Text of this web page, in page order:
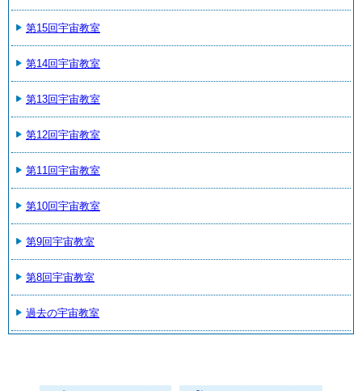
第15回宇宙教室
第14回宇宙教室
第13回宇宙教室
第12回宇宙教室
第11回宇宙教室
第10回宇宙教室
第9回宇宙教室
第8回宇宙教室
過去の宇宙教室